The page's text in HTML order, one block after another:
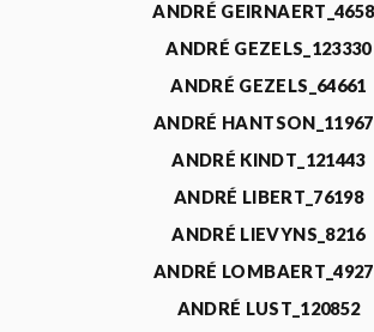
ANDRÉ
ANDRÉ GEZELS_123330
ANDRÉ GEZELS_64661
ANDRÉ
ANDRÉ KINDT_121443
ANDRÉ LIBERT_76198
ANDRÉ LIEVYNS_8216
ANDRÉ
ANDRÉ LUST_120852